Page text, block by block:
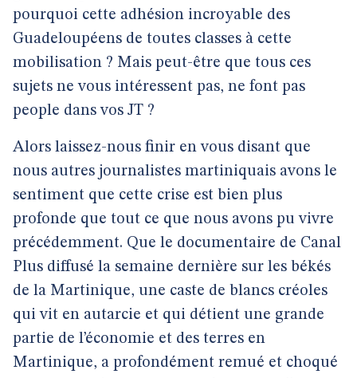
pourquoi cette adhésion incroyable des
Guadeloupéens de toutes classes à cette
mobilisation ? Mais peut-être que tous ces
sujets ne vous intéressent pas, ne font pas
people dans vos JT ?
Alors laissez-nous finir en vous disant que
nous autres journalistes martiniquais avons le
sentiment que cette crise est bien plus
profonde que tout ce que nous avons pu vivre
précédemment. Que le documentaire de Canal
Plus diffusé la semaine dernière sur les békés
de la Martinique, une caste de blancs créoles
qui vit en autarcie et qui détient une grande
partie de l’économie et des terres en
Martinique, a profondément remué et choqué